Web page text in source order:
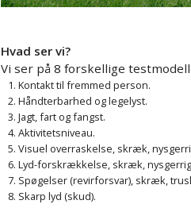
Hvad ser vi?
Vi ser på 8 forskellige
Kontakt til fremmed person.
Håndterbarhed og legelyst.
Jagt, fart og fangst.
Aktivitetsniveau.
Visuel overraskelse, skræk,
Lyd-forskrækkelse, skræk,
Spøgelser (revirforsvar), skræk,
Skarp lyd (skud).